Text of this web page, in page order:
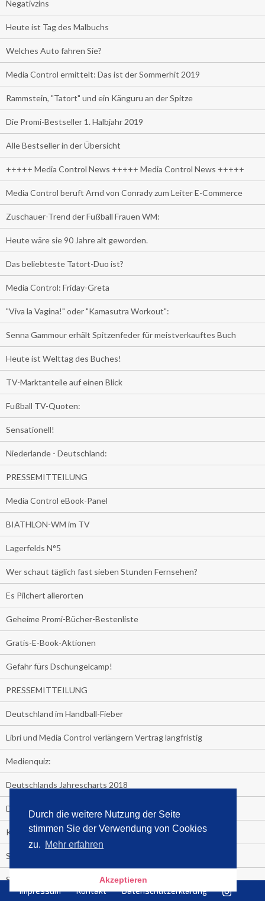
Durch die weitere Nutzung der Seite
stimmen Sie der Verwendung von Cookies
zu. Mehr erfahren
Akzeptieren
Negativzins
Heute ist Tag des Malbuchs
Welches Auto fahren Sie?
Media Control ermittelt: Das ist der Sommerhit 2019
Rammstein, "Tatort" und ein Känguru an der Spitze
Die Promi-Bestseller 1. Halbjahr 2019
Alle Bestseller in der Übersicht
+++++ Media Control News +++++ Media Control News +++++
Media Control beruft Arnd von Conrady zum Leiter E-Commerce
Zuschauer-Trend der Fußball Frauen WM:
Heute wäre sie 90 Jahre alt geworden.
Das beliebteste Tatort-Duo ist?
Media Control: Friday-Greta
"Viva la Vagina!" oder "Kamasutra Workout":
Senna Gammour erhält Spitzenfeder für meistverkauftes Buch
Heute ist Welttag des Buches!
TV-Marktanteile auf einen Blick
Fußball TV-Quoten:
Sensationell!
Niederlande - Deutschland:
PRESSEMITTEILUNG
Media Control eBook-Panel
BIATHLON-WM im TV
Lagerfelds N°5
Wer schaut täglich fast sieben Stunden Fernsehen?
Es Pilchert allerorten
Geheime Promi-Bücher-Bestenliste
Gratis-E-Book-Aktionen
Gefahr fürs Dschungelcamp!
PRESSEMITTEILUNG
Deutschland im Handball-Fieber
Libri und Media Control verlängern Vertrag langfristig
Medienquiz:
Deutschlands Jahrescharts 2018
Die TV-Quotenkönige 2018
KNV und Media Control verlängern vorzeitig Zusammenarbeit
STRENG VERTRAULICH
Streaming verändert TV?
Impressum Kontakt Datenschutzerklärung